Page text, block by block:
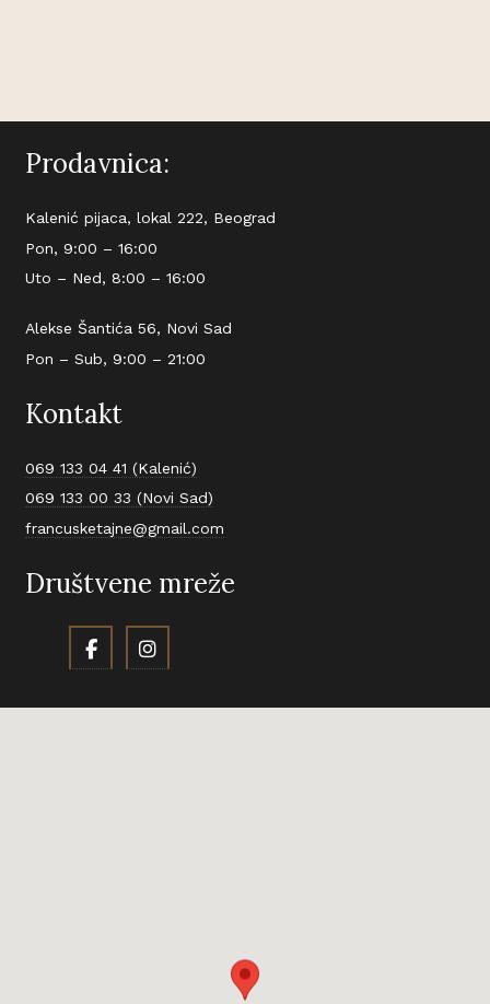
Prodavnica:
Kalenić pijaca, lokal 222, Beograd
Pon, 9:00 – 16:00
Uto – Ned, 8:00 – 16:00
Alekse Šantića 56, Novi Sad
Pon – Sub, 9:00 – 21:00
Kontakt
069 133 04 41 (Kalenić)
069 133 00 33 (Novi Sad)
francusketajne@gmail.com
Društvene mreže